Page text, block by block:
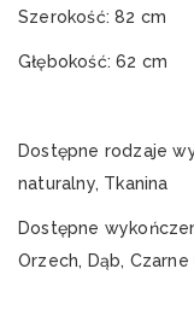
Szerokość: 82 cm
Głębokość: 62 cm
Dostępne rodzaje
naturalny, Tkanina
Dostępne
Orzech, Dąb, Czarne